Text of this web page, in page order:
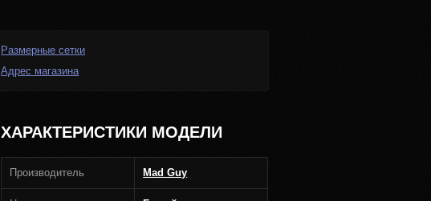
Размерные сетки
Адрес магазина
ХАРАКТЕРИСТИКИ МОДЕЛИ
Производитель Mad Guy